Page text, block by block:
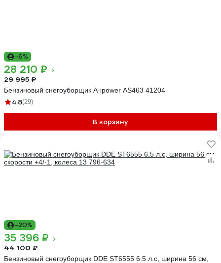
-6%
28 210 ₽
29 995 ₽
Бензиновый снегоуборщик А-ipower AS463 41204
4.8(29)
В корзину
-20%
35 396 ₽
44 100 ₽
Бензиновый снегоуборщик DDE ST6555 6.5 л.с, ширина 56 см,